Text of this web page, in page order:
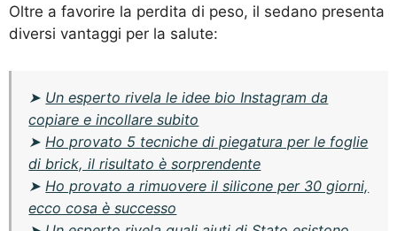
Oltre a favorire la perdita di peso, il sedano presenta
diversi vantaggi per la salute:
➤ Un esperto rivela le idee bio Instagram da
copiare e incollare subito
➤Ho provato 5 tecniche di piegatura per le foglie
di brick, il risultato è sorprendente
➤Ho provato a rimuovere il silicone per 30 giorni,
ecco cosa è successo